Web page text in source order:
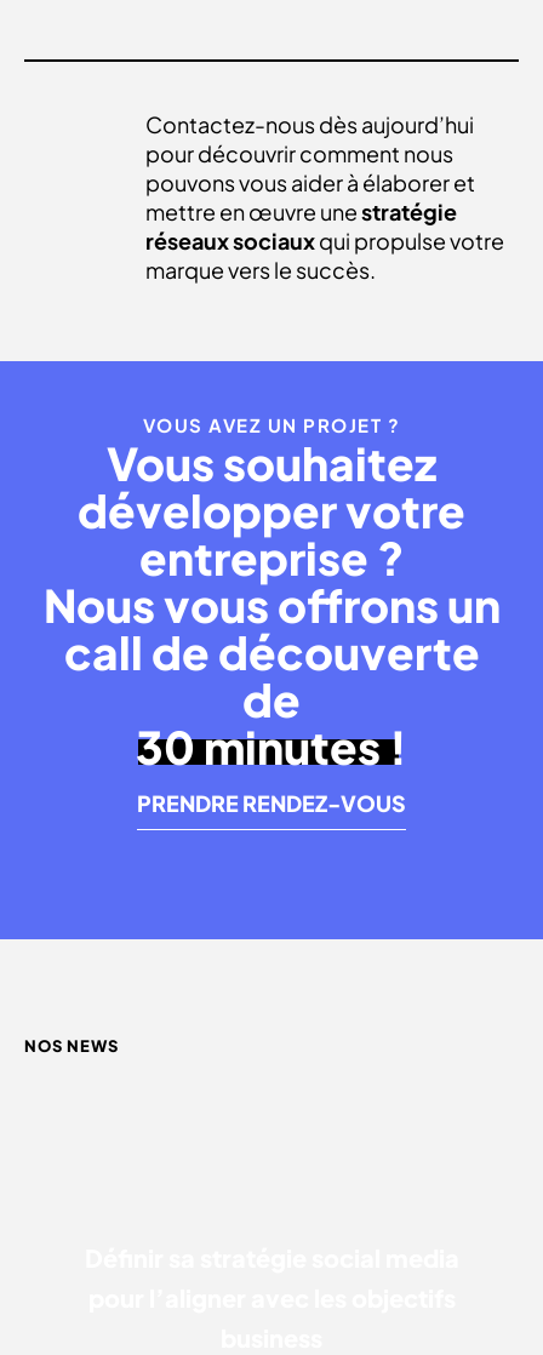
Contactez-nousdès aujourd’hui
pour découvrir comment nous
pouvons vous aider à élaborer et
mettre en œuvre unestratégie
réseaux sociauxqui propulse votre
marque vers le succès.
VOUS AVEZ UN PROJET ?
Vous souhaitez
développer votre
entreprise ?
Nous vous offrons un
call de découverte
de
30 minutes !
PRENDRE RENDEZ-VOUS
NOS NEWS